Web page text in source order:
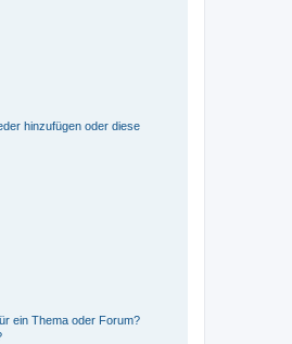
hinzufügen oder diese
ein Thema oder Forum?